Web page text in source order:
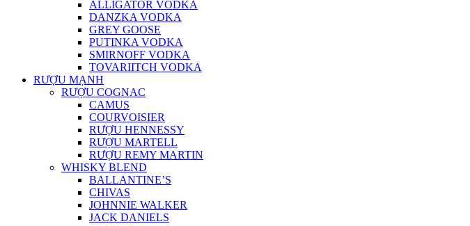
ALLIGATOR VODKA
DANZKA VODKA
GREY GOOSE
PUTINKA VODKA
SMIRNOFF VODKA
TOVARIITCH VODKA
RƯỢU MẠNH
RƯỢU COGNAC
CAMUS
COURVOISIER
RƯỢU HENNESSY
RƯỢU MARTELL
RƯỢU REMY MARTIN
WHISKY BLEND
BALLANTINE’S
CHIVAS
JOHNNIE WALKER
JACK DANIELS